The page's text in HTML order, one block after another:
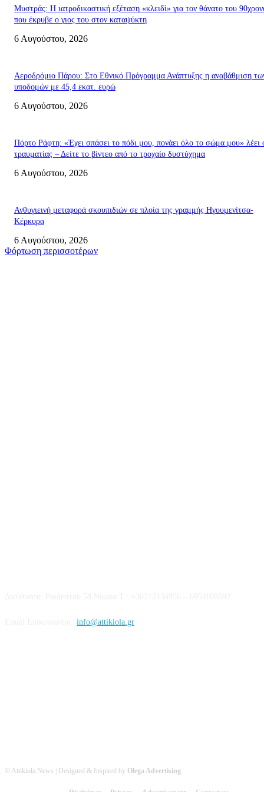
Μυστράς: Η ιατροδικαστική εξέταση «κλειδί» για τον θάνατο του
που έκρυβε ο γιος του στον καταψύκτη
6 Αυγούστου, 2026
Αεροδρόμιο Πάρου: Στο Εθνικό Πρόγραμμα Ανάπτυξης η αναβάθμιση
υποδομών με 45,4 εκατ. ευρώ
6 Αυγούστου, 2026
Πόρτο Ράφτη: «Έχει σπάσει το πόδι μου, πονάει όλο το σώμα μου» λέει
τραυματίας – Δείτε το βίντεο από το τροχαίο δυστύχημα
6 Αυγούστου, 2026
Ανθυγιεινή μεταφορά σκουπιδιών σε πλοία της γραμμής Ηγουμενίτσα-
Κέρκυρα
6 Αυγούστου, 2026
Φόρτωση περισσοτέρων
info@attikiola.gr
© Attikiola News | Designed & Inspired by Olega Advertising